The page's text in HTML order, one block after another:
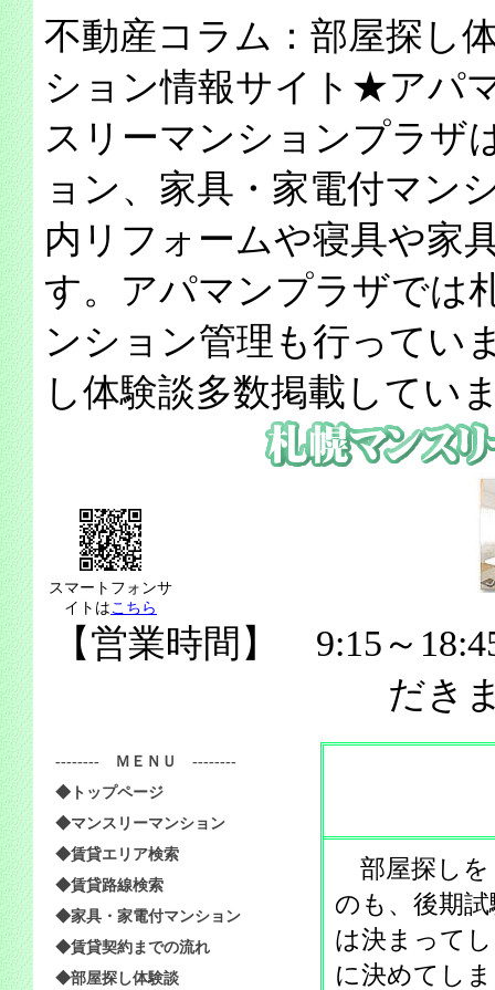
不動産コラム：部屋探し
ション情報サイト★アパ
スリーマンションプラザ
ョン、家具・家電付マン
内リフォームや寝具や家
す。アパマンプラザでは
ンション管理も行ってい
し体験談多数掲載してい
スマートフォンサ
イトはこちら
【営業時間】 9:15～
だき
部屋探しを
のも、後期
は決まって
に決めてし
-------- ＭＥＮＵ --------
◆トップページ
◆マンスリーマンション
◆賃貸エリア検索
◆賃貸路線検索
◆家具・家電付マンション
◆賃貸契約までの流れ
◆部屋探し体験談